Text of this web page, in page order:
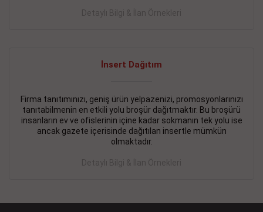
Detaylı Bilgi & İlan Örnekleri
İnsert Dağıtım
Firma tanıtımınızı, geniş ürün yelpazenizi, promosyonlarınızı
tanıtabilmenin en etkili yolu broşür dağıtmaktır. Bu broşürü
insanların ev ve ofislerinin içine kadar sokmanın tek yolu ise
ancak gazete içerisinde dağıtılan insertle mümkün
olmaktadır.
Detaylı Bilgi & İlan Örnekleri
DEVREMÜLK KİRALIK İlanı- 11.09.2018
SİNYE Tekstile Şoförlüğü olan 35 yaşını aşmamış, Depo
elemanı alınacaktır. Osmanbey, Şişli